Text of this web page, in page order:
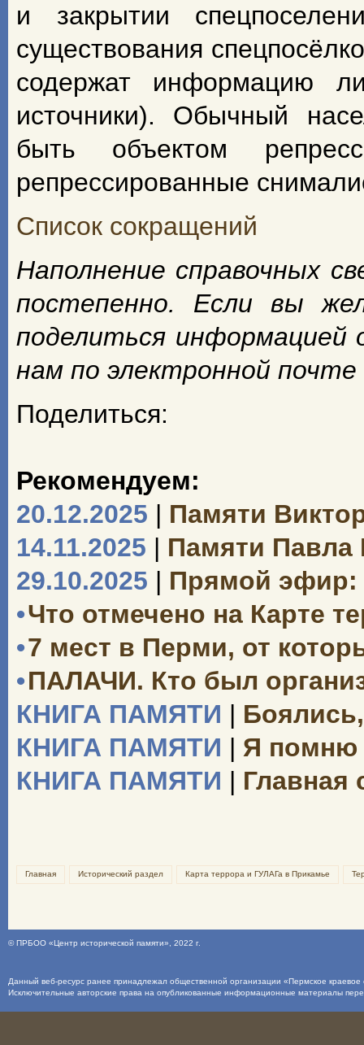
и закрытии
существования
содержат информацию
источники). Обычный
быть объектом
репрессированные
Список сокращений
Наполнение справочных
постепенно. Если вы
поделиться информацией
нам по электронной почте
Поделиться:
Рекомендуем:
20.12.2025 | Памяти
14.11.2025 | Памяти Павла
29.10.2025 | Прямой эфир:
•Что отмечено на Карте
•7 мест в Перми, от
•ПАЛАЧИ. Кто был
КНИГА ПАМЯТИ |
КНИГА ПАМЯТИ | Я помню
КНИГА ПАМЯТИ | Главная
Главная Исторический раздел Карта террора и ГУЛАГа в Прикамье
©ПРБОО «Центр исторической памяти» , 2022 г.
Данный веб-ресурс ранее принадлежал общественной организации «Пермское
Исключительные авторские права на опубликованные информационные материалы